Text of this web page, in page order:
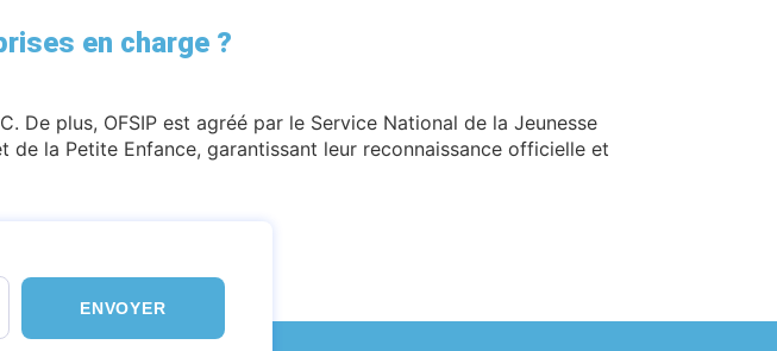
en charge ?
De plus, OFSIP est agréé par le Service National de la Jeunesse
la Petite Enfance, garantissant leur reconnaissance officielle et
ENVOYER